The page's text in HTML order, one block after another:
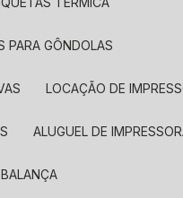
PARA GÔNDOLAS
LOCAÇÃO DE
ALUGUEL DE